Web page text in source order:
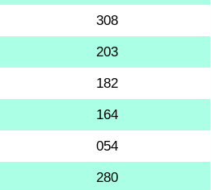
308
203
182
164
054
280